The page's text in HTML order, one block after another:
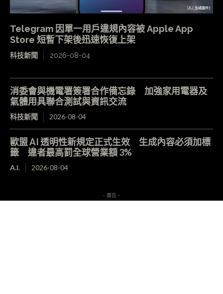
Telegram 因單一用戶違規內容被 Apple App
Store 短暫下架後迅速恢復上架
科技新聞 2026-08-04
消委會與機電署簽署合作備忘錄 加強家用電器及
氣體用具聯合測試與資訊交流
科技新聞 2026-08-04
歐盟 AI 透明性新規定正式生效 生成內容必須加標
籤 違者最高罰全球營業額 3%
A.I. 2026-08-04
- 廣告 -